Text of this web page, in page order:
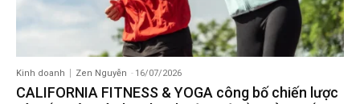
Kinh doanh Zen Nguyễn - 16/07/2026
CALIFORNIA FITNESS & YOGA công bố chiến lược